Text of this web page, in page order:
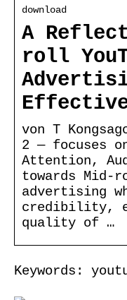
download
A
roll
von T
2 — focuses
Attention,
towards Mid-
advertising
credibility,
quality of …
Keywords: